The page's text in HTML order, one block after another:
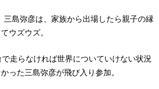
島弥彦は、家族から出場したら親子の縁
ウズウズ。
走らなければ世界についていけない状況
った三島弥彦が飛び入り参加。